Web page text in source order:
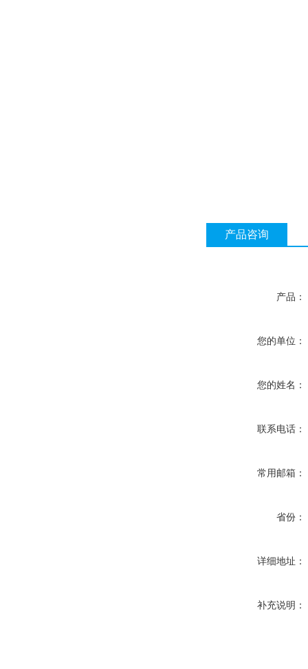
产品咨询
产品：
您的单位：
您的姓名：
联系电话：
常用邮箱：
省份：
详细地址：
补充说明：